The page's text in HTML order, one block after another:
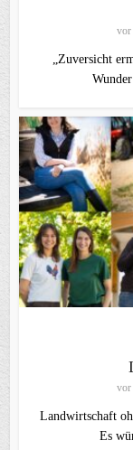
vor
„Zuversicht
vor
Landwirtschaft
Es